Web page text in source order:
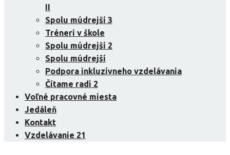
II
Spolu múdrejší 3
Tréneri v škole
Spolu múdrejší 2
Spolu múdrejší
Podpora inkluzívneho vzdelávania
Čítame radi 2
Voľné pracovné miesta
Jedáleň
Kontakt
Vzdelávanie 21